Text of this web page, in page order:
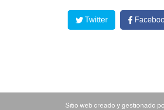
Twitter
Sitio web creado y gestionado